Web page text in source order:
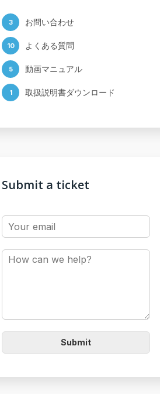
お問い合わせ
3
よくある質問
10
動画マニュアル
5
取扱説明書ダウンロード
1
Submit a ticket
Submit